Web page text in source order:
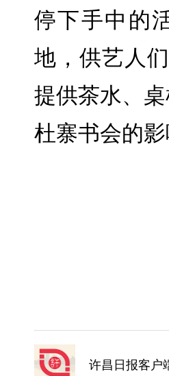
停下手中的
地，供艺人
提供茶水、桌
杜寨书会的
许昌日报客户